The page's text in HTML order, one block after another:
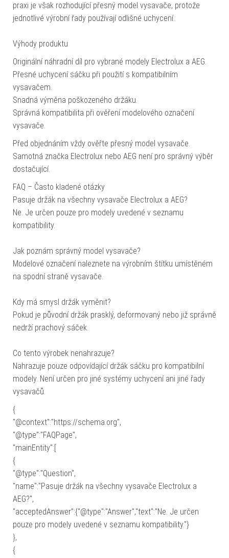
praxi je však rozhodující přesný model vysavače, protože
jednotlivé výrobní řady používají odlišné uchycení.
Výhody produktu
Originální náhradní díl pro vybrané modely Electrolux a AEG.
Přesné uchycení sáčku při použití s kompatibilním
vysavačem.
Snadná výměna poškozeného držáku.
Správná kompatibilita při ověření modelového označení
vysavače.
Před objednáním vždy ověřte přesný model vysavače.
Samotná značka Electrolux nebo AEG není pro správný výběr
dostačující.
FAQ – Často kladené otázky
Pasuje držák na všechny vysavače Electrolux a AEG?
Ne. Je určen pouze pro modely uvedené v seznamu
kompatibility.
Jak poznám správný model vysavače?
Modelové označení naleznete na výrobním štítku umístěném
na spodní straně vysavače.
Kdy má smysl držák vyměnit?
Pokud je původní držák prasklý, deformovaný nebo již správně
nedrží prachový sáček.
Co tento výrobek nenahrazuje?
Nahrazuje pouze odpovídající držák sáčku pro kompatibilní
modely. Není určen pro jiné systémy uchycení ani jiné řady
vysavačů.
{
"@context":"https://schema.org",
"@type":"FAQPage",
"mainEntity":[
{
"@type":"Question",
"name":"Pasuje držák na všechny vysavače Electrolux a
AEG?",
"acceptedAnswer":{"@type":"Answer","text":"Ne. Je určen
pouze pro modely uvedené v seznamu kompatibility."}
},
{